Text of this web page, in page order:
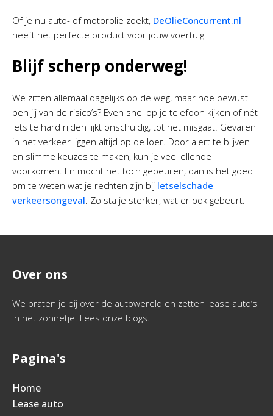
Of je nu auto- of motorolie zoekt, DeOlieConcurrent.nl
heeft het perfecte product voor jouw voertuig.
Blijf scherp onderweg!
We zitten allemaal dagelijks op de weg, maar hoe bewust
ben jij van de risico’s? Even snel op je telefoon kijken of nét
iets te hard rijden lijkt onschuldig, tot het misgaat. Gevaren
in het verkeer liggen altijd op de loer. Door alert te blijven
en slimme keuzes te maken, kun je veel ellende
voorkomen. En mocht het toch gebeuren, dan is het goed
om te weten wat je rechten zijn bij letselschade
verkeersongeval. Zo sta je sterker, wat er ook gebeurt.
Over ons
We praten je bij over de autowereld en zetten lease auto’s
in het zonnetje. Lees onze blogs.
Pagina's
Home
Lease auto